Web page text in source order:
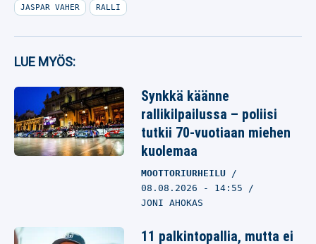
JASPAR VAHER RALLI
LUE MYÖS:
Synkkä käänne
rallikilpailussa – poliisi
tutkii 70-vuotiaan miehen
kuolemaa
MOOTTORIURHEILU
08.08.2026 - 14:55
JONI AHOKAS
11 palkintopallia, mutta ei